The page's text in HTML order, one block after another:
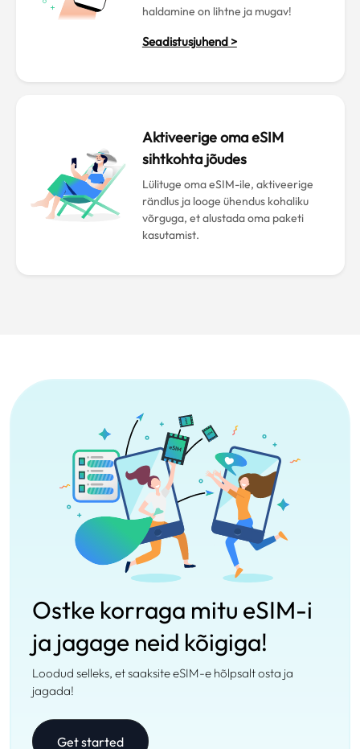
haldamine on lihtne ja mugav!
Seadistusjuhend >
Aktiveerige oma eSIM
sihtkohta jõudes
Lülituge oma eSIM-ile, aktiveerige
rändlus ja looge ühendus kohaliku
võrguga, et alustada oma paketi
kasutamist.
Ostke korraga mitu eSIM-i
ja jagage neid kõigiga!
Loodud selleks, et saaksite eSIM-e hõlpsalt osta ja
jagada!
Get started